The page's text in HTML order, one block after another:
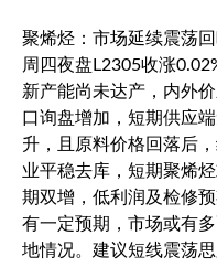
聚烯烃：市场延续震荡回
周四夜盘L2305收涨
新产能尚未达产，内外
口询盘增加，短期供应
升，且原料价格回落后
业平稳去库，短期聚烯
期双增，低利润及检修
有一定预期，市场或有
地情况。建议短线震荡思